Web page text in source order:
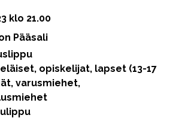
klo 21.00
Pääsali
opiskelijat, lapset (13-17
varusmiehet,